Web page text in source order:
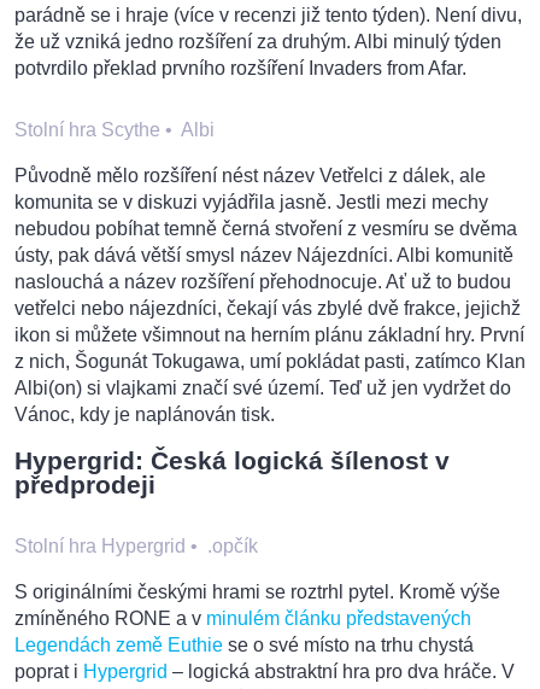
parádně se i hraje (více v recenzi již tento týden). Není divu,
že už vzniká jedno rozšíření za druhým. Albi minulý týden
potvrdilo překlad prvního rozšíření Invaders from Afar.
Stolní hra Scythe • Albi
Původně mělo rozšíření nést název Vetřelci z dálek, ale
komunita se v diskuzi vyjádřila jasně. Jestli mezi mechy
nebudou pobíhat temně černá stvoření z vesmíru se dvěma
ústy, pak dává větší smysl název Nájezdníci. Albi komunitě
naslouchá a název rozšíření přehodnocuje. Ať už to budou
vetřelci nebo nájezdníci, čekají vás zbylé dvě frakce, jejichž
ikon si můžete všimnout na herním plánu základní hry. První
z nich, Šogunát Tokugawa, umí pokládat pasti, zatímco Klan
Albi(on) si vlajkami značí své území. Teď už jen vydržet do
Vánoc, kdy je naplánován tisk.
Hypergrid: Česká logická šílenost v
předprodeji
Stolní hra Hypergrid • .opčík
S originálními českými hrami se roztrhl pytel. Kromě výše
zmíněného RONE a v minulém článku představených
Legendách země Euthie se o své místo na trhu chystá
poprat i Hypergrid – logická abstraktní hra pro dva hráče. V